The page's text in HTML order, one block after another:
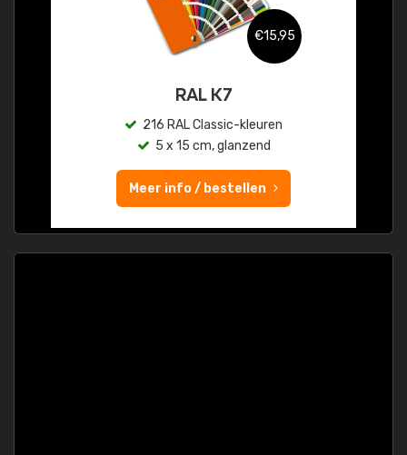
€15,95
RAL K7
216 RAL Classic-kleuren
5 x 15 cm, glanzend
Meer info / bestellen